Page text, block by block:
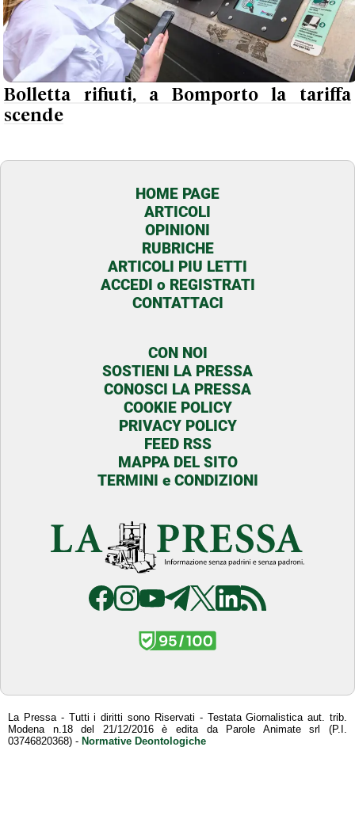
Bolletta rifiuti, a Bomporto la tariffa
scende
HOME PAGE
ARTICOLI
OPINIONI
RUBRICHE
ARTICOLI PIU LETTI
ACCEDI o REGISTRATI
CONTATTACI
CON NOI
SOSTIENI LA PRESSA
CONOSCI LA PRESSA
COOKIE POLICY
PRIVACY POLICY
FEED RSS
MAPPA DEL SITO
TERMINI e CONDIZIONI
La Pressa - Tutti i diritti sono Riservati - Testata Giornalistica aut. trib.
Modena n.18 del 21/12/2016 è edita da Parole Animate srl (P.I.
03746820368) - Normative Deontologiche